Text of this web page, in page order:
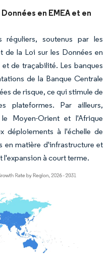
en EMEA et en
réguliers, soutenus par les
la Loi sur les Données en
de traçabilité. Les banques
de la Banque Centrale
de risque, ce qui stimule de
plateformes. Par ailleurs,
Moyen-Orient et l'Afrique
déploiements à l'échelle de
en matière d'infrastructure et
l'expansion à court terme.